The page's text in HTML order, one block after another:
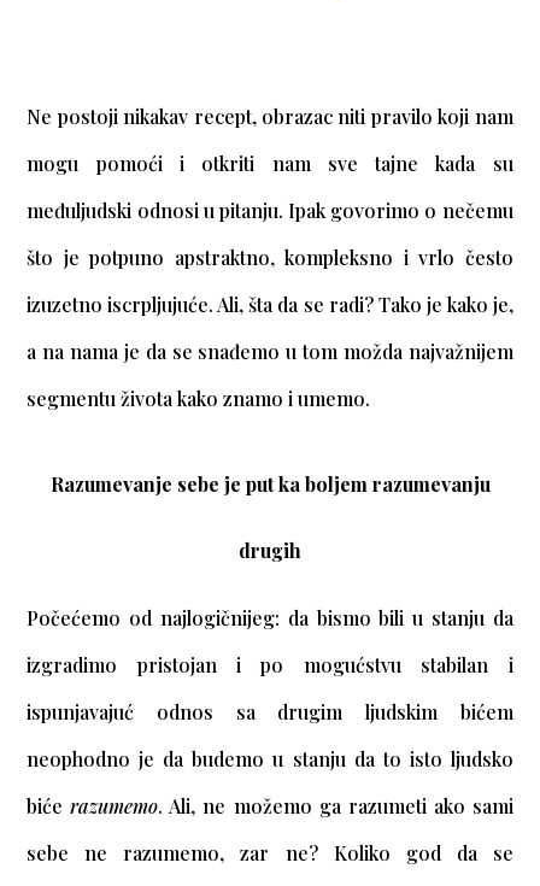
Ne postoji nikakav recept, obrazac niti pravilo koji nam
mogu pomoći i otkriti nam sve tajne kada su
međuljudski odnosi u pitanju. Ipak govorimo o nečemu
što je potpuno apstraktno, kompleksno i vrlo često
izuzetno iscrpljujuće. Ali, šta da se radi? Tako je kako je,
a na nama je da se snađemo u tom možda najvažnijem
segmentu života kako znamo i umemo.
Razumevanje sebe je put ka boljem razumevanju
drugih
Počećemo od najlogičnijeg: da bismo bili u stanju da
izgradimo pristojan i po mogućstvu stabilan i
ispunjavajuć odnos sa drugim ljudskim bićem
neophodno je da budemo u stanju da to isto ljudsko
bićerazumemo. Ali, ne možemo ga razumeti ako sami
sebe ne razumemo, zar ne? Koliko god da se